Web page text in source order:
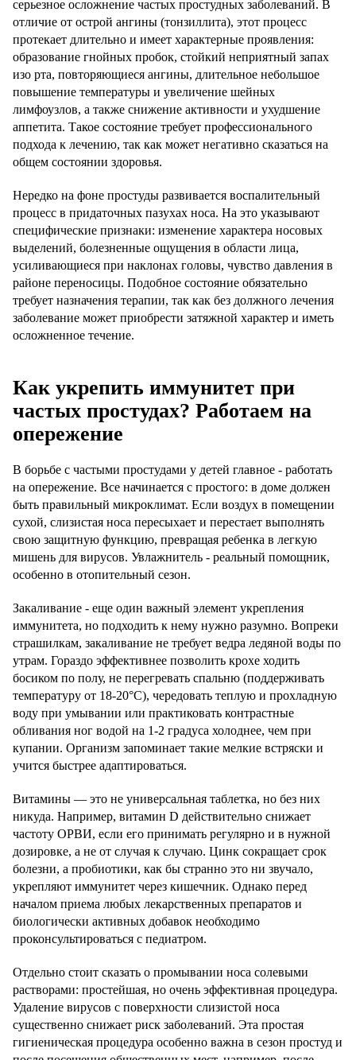
серьезное осложнение частых простудных заболеваний. В
отличие от острой ангины (тонзиллита), этот процесс
протекает длительно и имеет характерные проявления:
образование гнойных пробок, стойкий неприятный запах
изо рта, повторяющиеся ангины, длительное небольшое
повышение температуры и увеличение шейных
лимфоузлов, а также снижение активности и ухудшение
аппетита. Такое состояние требует профессионального
подхода к лечению, так как может негативно сказаться на
общем состоянии здоровья.
Нередко на фоне простуды развивается воспалительный
процесс в придаточных пазухах носа. На это указывают
специфические признаки: изменение характера носовых
выделений, болезненные ощущения в области лица,
усиливающиеся при наклонах головы, чувство давления в
районе переносицы. Подобное состояние обязательно
требует назначения терапии, так как без должного лечения
заболевание может приобрести затяжной характер и иметь
осложненное течение.
Как укрепить иммунитет при
частых простудах? Работаем на
опережение
В борьбе с частыми простудами у детей главное - работать
на опережение. Все начинается с простого: в доме должен
быть правильный микроклимат. Если воздух в помещении
сухой, слизистая носа пересыхает и перестает выполнять
свою защитную функцию, превращая ребенка в легкую
мишень для вирусов. Увлажнитель - реальный помощник,
особенно в отопительный сезон.
Закаливание - еще один важный элемент укрепления
иммунитета, но подходить к нему нужно разумно. Вопреки
страшилкам, закаливание не требует ведра ледяной воды по
утрам. Гораздо эффективнее позволить крохе ходить
босиком по полу, не перегревать спальню (поддерживать
температуру от 18-20°C), чередовать теплую и прохладную
воду при умывании или практиковать контрастные
обливания ног водой на 1-2 градуса холоднее, чем при
купании. Организм запоминает такие мелкие встряски и
учится быстрее адаптироваться.
Витамины — это не универсальная таблетка, но без них
никуда. Например, витамин D действительно снижает
частоту ОРВИ, если его принимать регулярно и в нужной
дозировке, а не от случая к случаю. Цинк сокращает срок
болезни, а пробиотики, как бы странно это ни звучало,
укрепляют иммунитет через кишечник. Однако перед
началом приема любых лекарственных препаратов и
биологически активных добавок необходимо
проконсультироваться с педиатром.
Отдельно стоит сказать о промывании носа солевыми
растворами: простейшая, но очень эффективная процедура.
Удаление вирусов с поверхности слизистой носа
существенно снижает риск заболеваний. Эта простая
гигиеническая процедура особенно важна в сезон простуд и